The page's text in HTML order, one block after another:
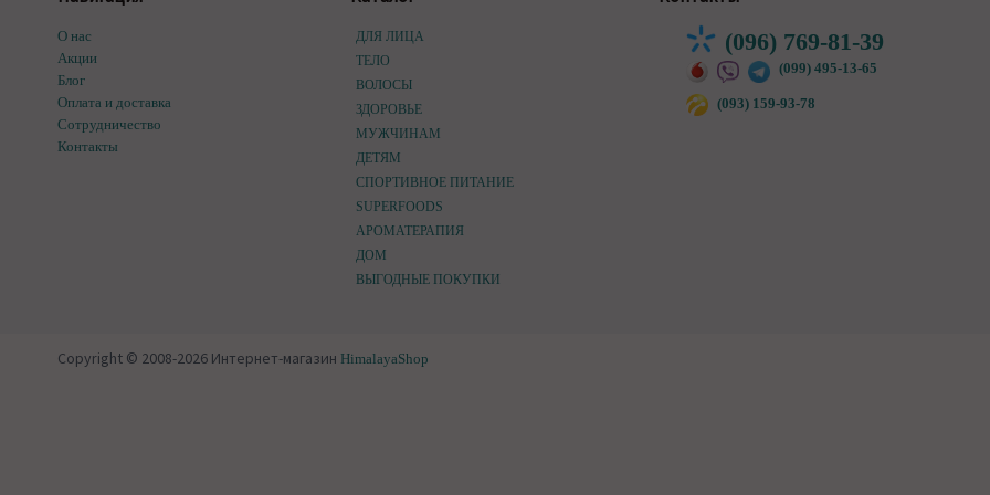
О нас
Акции
Блог
Оплата и доставка
Сотрудничество
Контакты
ДЛЯ ЛИЦА
ТЕЛО
ВОЛОСЫ
ЗДОРОВЬЕ
МУЖЧИНАМ
ДЕТЯМ
СПОРТИВНОЕ ПИТАНИЕ
SUPERFOODS
АРОМАТЕРАПИЯ
ДОМ
ВЫГОДНЫЕ ПОКУПКИ
(096) 769-81-39
(099) 495-13-65
(093) 159-93-78
Copyright © 2008-2026 Интернет-магазин HimalayaShop